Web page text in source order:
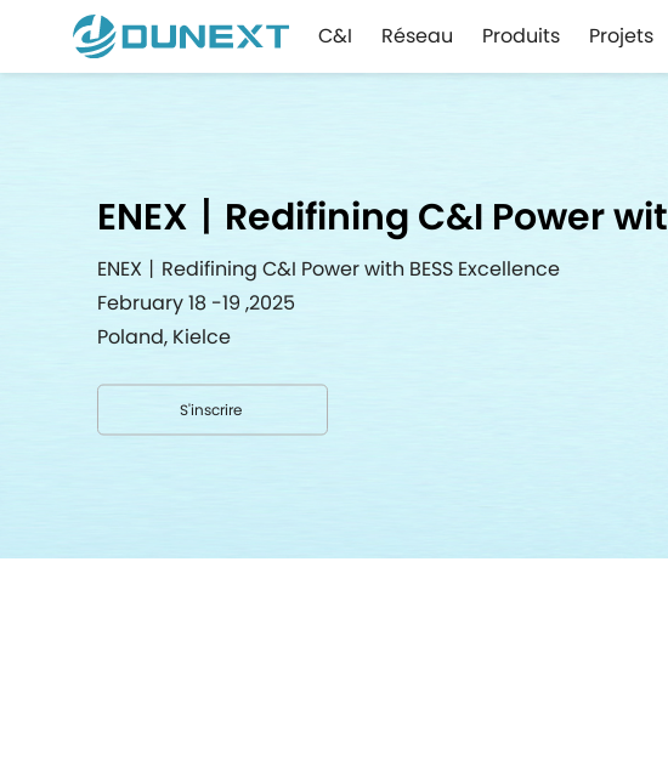
C&I Réseau Produits Projets
ENEX丨Redifining C&I Power
ENEX丨Redifining C&I Power with BESS Excellence
February 18 -19 ,2025
Poland, Kielce
S'inscrire